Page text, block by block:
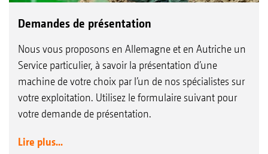
Demandes de présentation
Nous vous proposons en Allemagne et en Autriche un
Service particulier, à savoir la présentation d’une
machine de votre choix par l’un de nos spécialistes sur
votre exploitation. Utilisez le formulaire suivant pour
votre demande de présentation.
Lire plus...